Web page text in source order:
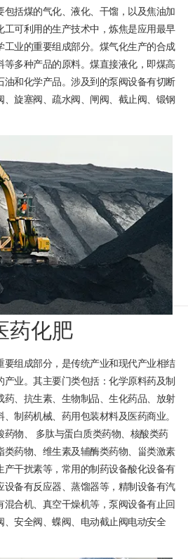
包括煤的气化、液化、干馏，以及焦油加
工可利用的生产技术中，炼焦是应用最早
工业的重要组成部分。煤气化生产的合成
等多种产品的原料。煤直接液化，即煤高
油和化学产品。涉及到的泵阀设备有切断
、旋塞阀、疏水阀、闸阀、截止阀、锻钢
药化肥
要组成部分，是传统产业和现代产业相结
业。其主要门类包括：化学原料药及制
药、抗生素、生物制品、生化药品、放射
制药机械、药用包装材料及医药商业。
药物、 多肽与蛋白质类药物、核酸类药
类药物、维生素及辅酶类药物、甾类激素
产干扰素等，常用的制药设备酸化设备有
设备有反应器、蒸馏器等，精制设备有汽
合机、真空干燥机等，泵阀设备有止回
、安全阀、蝶阀、电动截止阀电动安全